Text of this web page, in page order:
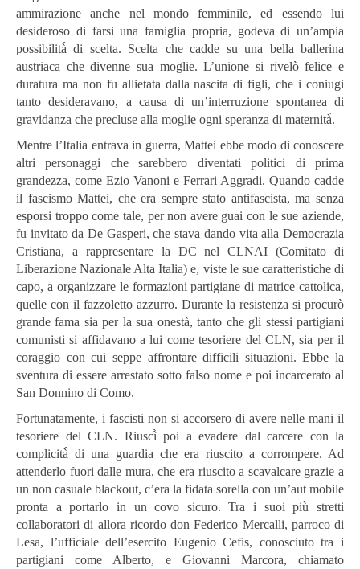
ammirazione anche nel mondo femminile, ed essendo lui
desideroso di farsi una famiglia propria, godeva di un’ampia
possibilità̀ di scelta. Scelta che cadde su una bella ballerina
austriaca che divenne sua moglie. L’unione si rivelò felice e
duratura ma non fu allietata dalla nascita di figli, che i coniugi
tanto desideravano, a causa di un’interruzione spontanea di
gravidanza che precluse alla moglie ogni speranza di maternità̀.
Mentre l’Italia entrava in guerra, Mattei ebbe modo di conoscere
altri personaggi che sarebbero diventati politici di prima
grandezza, come Ezio Vanoni e Ferrari Aggradi. Quando cadde
il fascismo Mattei, che era sempre stato antifascista, ma senza
esporsi troppo come tale, per non avere guai con le sue aziende,
fu invitato da De Gasperi, che stava dando vita alla Democrazia
Cristiana, a rappresentare la DC nel CLNAI (Comitato di
Liberazione Nazionale Alta Italia) e, viste le sue caratteristiche di
capo, a organizzare le formazioni partigiane di matrice cattolica,
quelle con il fazzoletto azzurro. Durante la resistenza si procurò
grande fama sia per la sua onestà, tanto che gli stessi partigiani
comunisti si affidavano a lui come tesoriere del CLN, sia per il
coraggio con cui seppe affrontare difficili situazioni. Ebbe la
sventura di essere arrestato sotto falso nome e poi incarcerato al
San Donnino di Como.
Fortunatamente, i fascisti non si accorsero di avere nelle mani il
tesoriere del CLN. Riuscì̀ poi a evadere dal carcere con la
complicità̀ di una guardia che era riuscito a corrompere. Ad
attenderlo fuori dalle mura, che era riuscito a scavalcare grazie a
un non casuale blackout, c’era la fidata sorella con un’aut mobile
pronta a portarlo in un covo sicuro. Tra i suoi più stretti
collaboratori di allora ricordo don Federico Mercalli, parroco di
Lesa, l’ufficiale dell’esercito Eugenio Cefis, conosciuto tra i
partigiani come Alberto, e Giovanni Marcora, chiamato